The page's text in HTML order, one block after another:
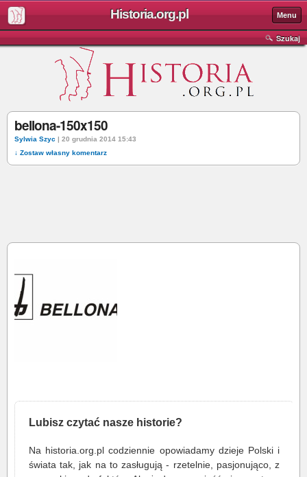
Historia.org.pl Menu
Szukaj
bellona-150x150
Sylwia Szyc | 20 grudnia 2014 15:43
↓ Zostaw własny komentarz
Lubisz czytać nasze historie?
Na historia.org.pl codziennie opowiadamy dzieje Polski i
świata tak, jak na to zasługują - rzetelnie, pasjonująco, z